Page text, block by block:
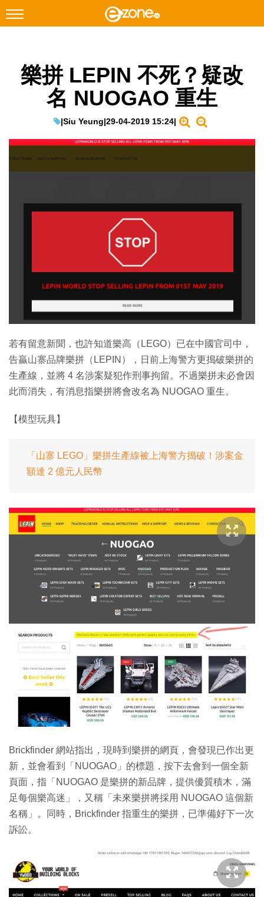
Facebook Instagram
遊戲動漫
IT Times
Enterprise Digital Transformation
樂拼 LEPIN 不死？疑改
名 NUOGAO 重生
|Siu Yeung|29-04-2019 15:24|
若有留意新聞，也許知道樂高（LEGO）已在中國官司中，
告贏山寨品牌樂拼（LEPIN），日前上海警方更搗破樂拼的
生產線，並將 4 名涉案疑犯作刑事拘留。不過樂拼未必會因
此而消失，有消息指樂拼將會改名為 NUOGAO 重生。
【模型玩具】
「山寨 LEGO」樂拼生產線被上海警方搗破！涉案金
額達 2 億元人民幣
Brickfinder 網站指出，現時到樂拼的網頁，會發現已作出更
新，並會看到「NUOGAO」的標題，按下去會到一個全新
頁面，指「NUOGAO 是樂拼的新品牌，提供優質積木，滿
足每個樂高迷」，又稱「未來樂拼將採用 NUOGAO 這個新
名稱」。同時，Brickfinder 指重生的樂拼，已準備好下一次
訴訟。